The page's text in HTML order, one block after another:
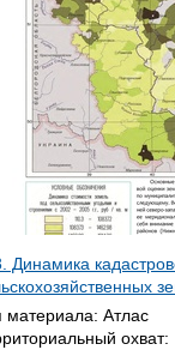
Динамика
материала: Атлас
охват: